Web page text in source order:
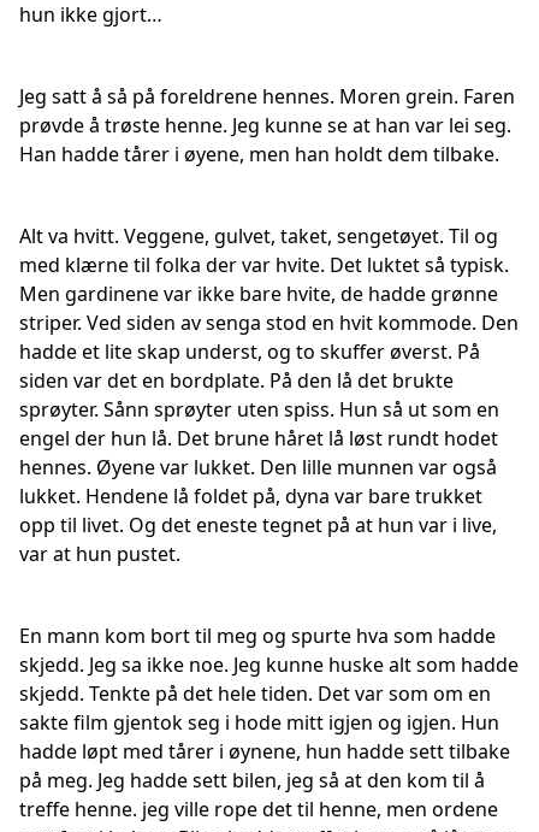
hun ikke gjort…
Jeg satt å så på foreldrene hennes. Moren grein. Faren
prøvde å trøste henne. Jeg kunne se at han var lei seg.
Han hadde tårer i øyene, men han holdt dem tilbake.
Alt va hvitt. Veggene, gulvet, taket, sengetøyet. Til og
med klærne til folka der var hvite. Det luktet så typisk.
Men gardinene var ikke bare hvite, de hadde grønne
striper. Ved siden av senga stod en hvit kommode. Den
hadde et lite skap underst, og to skuffer øverst. På
siden var det en bordplate. På den lå det brukte
sprøyter. Sånn sprøyter uten spiss. Hun så ut som en
engel der hun lå. Det brune håret lå løst rundt hodet
hennes. Øyene var lukket. Den lille munnen var også
lukket. Hendene lå foldet på, dyna var bare trukket
opp til livet. Og det eneste tegnet på at hun var i live,
var at hun pustet.
En mann kom bort til meg og spurte hva som hadde
skjedd. Jeg sa ikke noe. Jeg kunne huske alt som hadde
skjedd. Tenkte på det hele tiden. Det var som om en
sakte film gjentok seg i hode mitt igjen og igjen. Hun
hadde løpt med tårer i øynene, hun hadde sett tilbake
på meg. Jeg hadde sett bilen, jeg så at den kom til å
treffe henne. jeg ville rope det til henne, men ordene